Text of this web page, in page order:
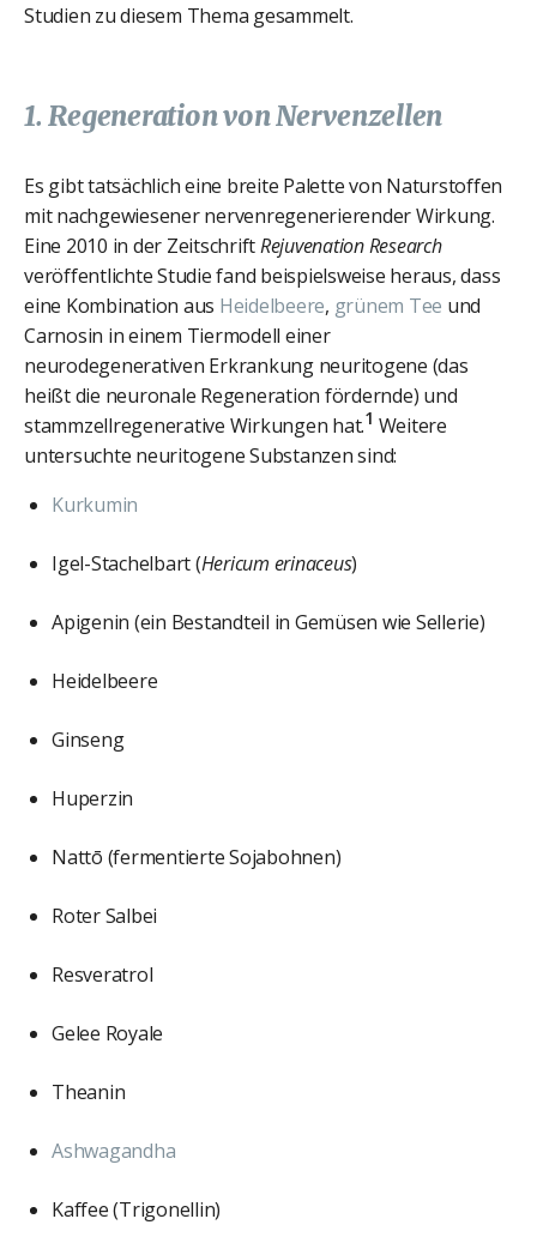
Studien zu diesem Thema gesammelt.
1. Regeneration von Nervenzellen
Es gibt tatsächlich eine breite Palette von Naturstoffen
mit nachgewiesener nervenregenerierender Wirkung.
Eine 2010 in der ZeitschriftRejuvenation Research
veröffentlichte Studie fand beispielsweise heraus, dass
eine Kombination aus Heidelbeere, grünem Tee und
Carnosin in einem Tiermodell einer
neurodegenerativen Erkrankung neuritogene (das
heißt die neuronale Regeneration fördernde) und
stammzellregenerative Wirkungen hat.1 Weitere
untersuchte neuritogene Substanzen sind:
Kurkumin
Igel-Stachelbart (Hericum erinaceus)
Apigenin (ein Bestandteil in Gemüsen wie Sellerie)
Heidelbeere
Ginseng
Huperzin
Nattō (fermentierte Sojabohnen)
Roter Salbei
Resveratrol
Gelee Royale
Theanin
Ashwagandha
Kaffee (Trigonellin)